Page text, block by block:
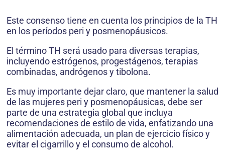
Este consenso tiene en cuenta los principios de la TH
en los períodos peri y posmenopáusicos.
El término TH será usado para diversas terapias,
incluyendo estrógenos, progestágenos, terapias
combinadas, andrógenos y tibolona.
Es muy importante dejar claro, que mantener la salud
de las mujeres peri y posmenopáusicas, debe ser
parte de una estrategia global que incluya
recomendaciones de estilo de vida, enfatizando una
alimentación adecuada, un plan de ejercicio físico y
evitar el cigarrillo y el consumo de alcohol.